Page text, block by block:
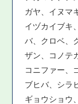
ガヤ、イヌマ
イヅカイブキ
バ、クロベ、
ザン、コノテ
コニファー、
ブヒバ、シラ
ギョウショウ